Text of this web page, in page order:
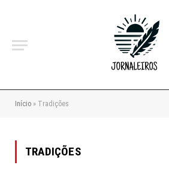
Início » Tradições
TRADIÇÕES